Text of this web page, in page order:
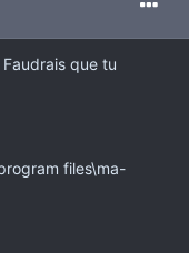
que tu
files\ma-